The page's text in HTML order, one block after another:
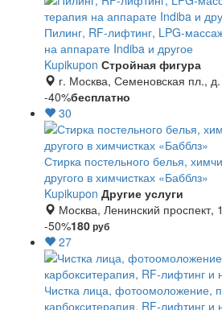
Пилинг, RF-лифтинг, LPG-
на аппарате Indiba и другое
Kupikupon Стройная фигура
г. Москва, Семеновская пл.,
-40%бесплатно
30
Стирка постельного белья,
другого в химчистках «Бабблз»
Kupikupon Другие услуги
Москва, Ленинский проспект,
-50%180руб
27
Чистка лица, фотоомоложение,
карбокситерапия, RF-лифтинг и